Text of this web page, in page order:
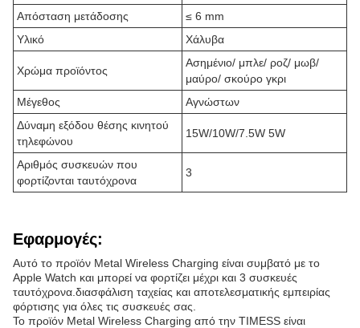
Απόσταση μετάδοσης
≤ 6 mm
Υλικό
Χάλυβα
Χρώμα προϊόντος
Ασημένιο/ μπλε/ ροζ/ μωβ/
μαύρο/ σκούρο γκρι
Μέγεθος
Αγνώστων
Δύναμη εξόδου θέσης κινητού
τηλεφώνου
15W/10W/7.5W 5W
Αριθμός συσκευών που
φορτίζονται ταυτόχρονα
3
Εφαρμογές:
Αυτό το προϊόν Metal Wireless Charging είναι συμβατό με το
Apple Watch και μπορεί να φορτίζει μέχρι και 3 συσκευές
ταυτόχρονα.διασφάλιση ταχείας και αποτελεσματικής εμπειρίας
φόρτισης για όλες τις συσκευές σας.
Το προϊόν Metal Wireless Charging από την TIMESS είναι